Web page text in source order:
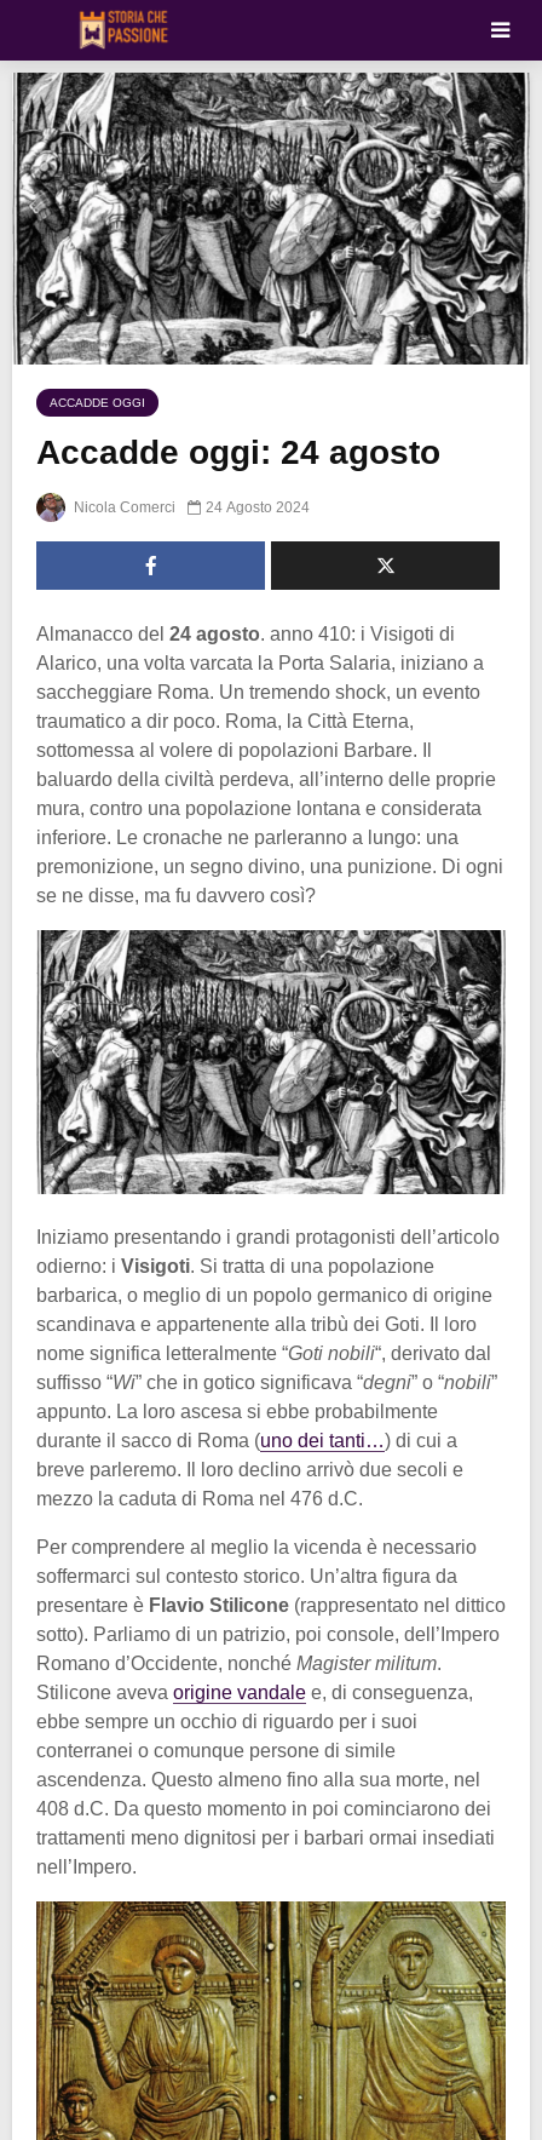
ACCADDE OGGI
Accadde oggi: 24 agosto
Nicola Comerci 24 Agosto 2024
Almanacco del 24 agosto. anno 410: i Visigoti di
Alarico, una volta varcata la Porta Salaria, iniziano a
saccheggiare Roma. Un tremendo shock, un evento
traumatico a dir poco. Roma, la Città Eterna,
sottomessa al volere di popolazioni Barbare. Il
baluardo della civiltà perdeva, all’interno delle proprie
mura, contro una popolazione lontana e considerata
inferiore. Le cronache ne parleranno a lungo: una
premonizione, un segno divino, una punizione. Di ogni
se ne disse, ma fu davvero così?
Iniziamo presentando i grandi protagonisti dell’articolo
odierno: i Visigoti. Si tratta di una popolazione
barbarica, o meglio di un popolo germanico di origine
scandinava e appartenente alla tribù dei Goti. Il loro
nome significa letteralmente “Goti nobili“, derivato dal
suffisso “Wi” che in gotico significava “degni” o “nobili”
appunto. La loro ascesa si ebbe probabilmente
durante il sacco di Roma (uno dei tanti…) di cui a
breve parleremo. Il loro declino arrivò due secoli e
mezzo la caduta di Roma nel 476 d.C.
Per comprendere al meglio la vicenda è necessario
soffermarci sul contesto storico. Un’altra figura da
presentare è Flavio Stilicone (rappresentato nel dittico
sotto). Parliamo di un patrizio, poi console, dell’Impero
Romano d’Occidente, nonché Magister militum.
Stilicone aveva origine vandale e, di conseguenza,
ebbe sempre un occhio di riguardo per i suoi
conterranei o comunque persone di simile
ascendenza. Questo almeno fino alla sua morte, nel
408 d.C. Da questo momento in poi cominciarono dei
trattamenti meno dignitosi per i barbari ormai insediati
nell’Impero.